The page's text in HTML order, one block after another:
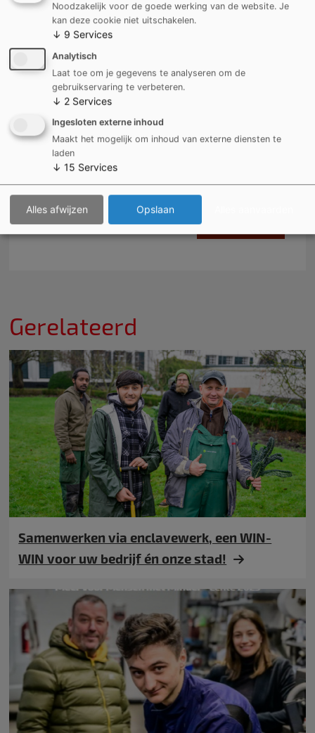
Opmerkingen
Gerelateerd
Samenwerken via enclavewerk, een WIN-
WIN voor uw bedrijf én onze stad!
Noodzakelijk voor de goede werking van de website. Je
kan deze cookie niet uitschakelen.
↓ 9 Services
Analytisch
Laat toe om je gegevens te analyseren om de
gebruikservaring te verbeteren.
↓ 2 Services
Ingesloten externe inhoud
Maakt het mogelijk om inhoud van externe diensten te
laden
↓ 15 Services
Alles afwijzen Opslaan